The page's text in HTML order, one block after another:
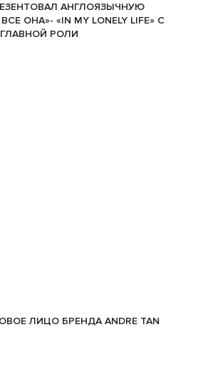
АНГЛОЯЗЫЧНУЮ
ОНА»- «IN MY LONELY LIFE» С
РОЛИ
ЛИЦО БРЕНДА ANDRE TAN